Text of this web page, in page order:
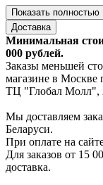
Показать полностью
Доставка
Минимальная
000 рублей.
Заказы меньшей
магазине в Москве
ТЦ "Глобал Молл",
Мы доставляем
Беларуси.
При оплате на
Для заказов от 15
доставка.